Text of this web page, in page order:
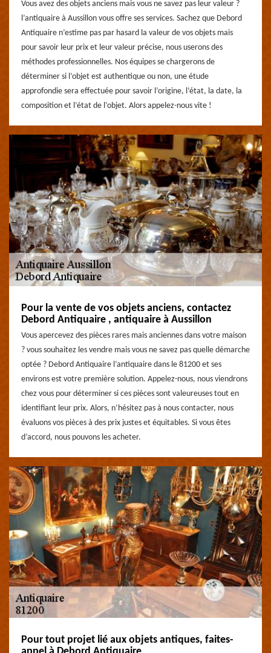
Vous avez des objets anciens mais vous ne savez pas leur valeur ?
l’antiquaire à Aussillon vous offre ses services. Sachez que Debord
Antiquaire n’estime pas par hasard la valeur de vos objets mais
pour savoir leur prix et leur valeur précise, nous userons des
méthodes professionnelles. Nos équipes se chargerons de
déterminer si l’objet est authentique ou non, une étude
approfondie sera effectuée pour savoir l’origine, l’état, la date, la
composition et l’état de l’objet. Alors appelez-nous vite !
Pour la vente de vos objets anciens, contactez
Debord Antiquaire , antiquaire à Aussillon
Vous apercevez des pièces rares mais anciennes dans votre maison
? vous souhaitez les vendre mais vous ne savez pas quelle démarche
optée ? Debord Antiquaire l’antiquaire dans le 81200 et ses
environs est votre première solution. Appelez-nous, nous viendrons
chez vous pour déterminer si ces pièces sont valeureuses tout en
identifiant leur prix. Alors, n’hésitez pas à nous contacter, nous
évaluons vos pièces à des prix justes et équitables. Si vous êtes
d’accord, nous pouvons les acheter.
Pour tout projet lié aux objets antiques, faites-